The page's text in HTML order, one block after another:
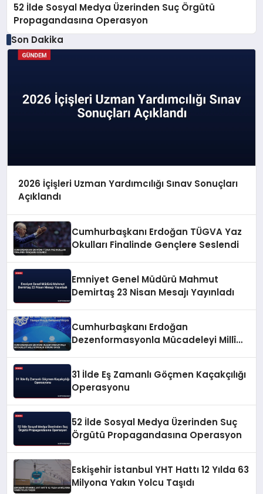
52 İlde Sosyal Medya Üzerinden Suç Örgütü
Propagandasına Operasyon
Son Dakika
2026 İçişleri Uzman Yardımcılığı Sınav Sonuçları
Açıklandı
Cumhurbaşkanı Erdoğan TÜGVA Yaz
Okulları Finalinde Gençlere Seslendi
Emniyet Genel Müdürü Mahmut
Demirtaş 23 Nisan Mesajı Yayınladı
Cumhurbaşkanı Erdoğan
Dezenformasyonla Mücadeleyi Millî
31 İlde Eş Zamanlı Göçmen Kaçakçılığı
Operasyonu
52 İlde Sosyal Medya Üzerinden Suç
Örgütü Propagandasına Operasyon
Eskişehir İstanbul YHT Hattı 12 Yılda 63
Milyona Yakın Yolcu Taşıdı